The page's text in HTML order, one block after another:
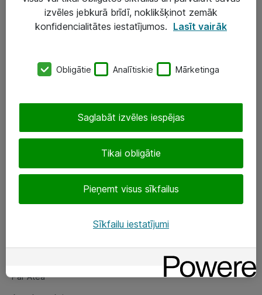
Serveri un datu centri
SIA „ATEA”
eShop@atea.lv
Sekojiet mums
Par Atea
Par Atea
izvēles jebkurā brīdī, noklikšķinot zemāk
konfidencialitātes iestatījumos. Lasīt vairāk
Obligātie Analītiskie Mārketinga
Tikai obligātie
Pieņemt visus sīkfailus
Saglabāt izvēles iespējas
Sīkfailu iestatījumi